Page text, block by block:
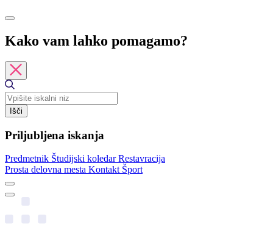
Kako vam lahko pomagamo?
Išči
Priljubljena iskanja
Predmetnik Študijski koledarRestavracija
Prosta delovna mesta Kontakt Šport